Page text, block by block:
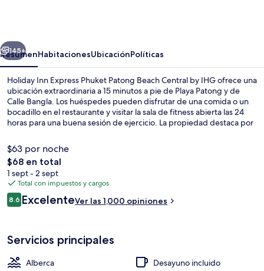
Patong
Beach
Central
by
IHG
Siguiente
145+
ResumenHabitacionesUbicaciónPolíticas
Holiday Inn Express Phuket Patong Beach Central by IHG ofrece una
ubicación extraordinaria a 15 minutos a pie de Playa Patong y de
Calle Bangla. Los huéspedes pueden disfrutar de una comida o un
bocadillo en el restaurante y visitar la sala de fitness abierta las 24
horas para una buena sesión de ejercicio. La propiedad destaca por
visitantes les encantan las amenidades y características como el
personal amable y el desayuno.
$63 por noche
El
precio
total
es
de
$68 en total
1 sept - 2 sept
Total con impuestos y cargos
Opiniones
8.68.6 de 10,
ExcelenteVer las 1,000 opiniones
Servicios principales
Alberca
Desayuno incluido